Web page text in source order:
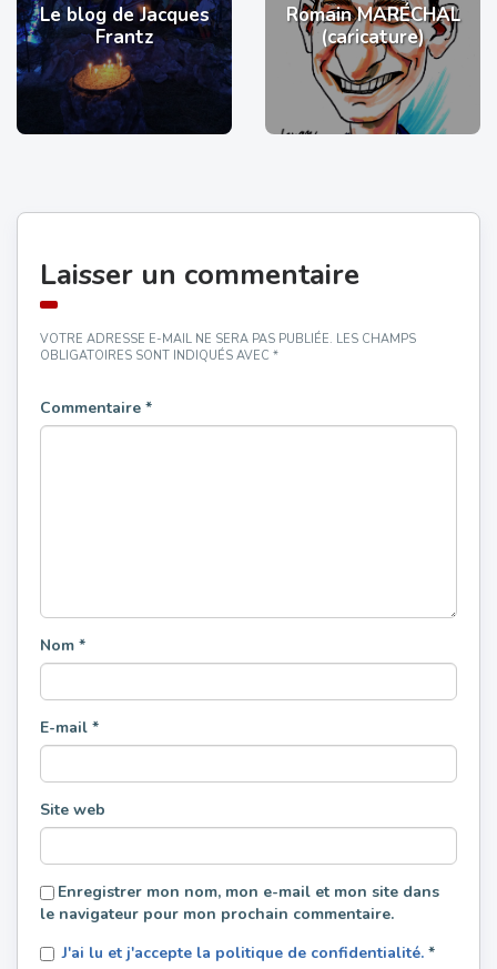
Le blog de Jacques
Frantz
Romain MARÉCHAL
(caricature)
Laisser un commentaire
VOTRE ADRESSE E-MAIL NE SERA PAS PUBLIÉE. LES CHAMPS
OBLIGATOIRES SONT INDIQUÉS AVEC *
Commentaire *
Nom *
E-mail *
Site web
Enregistrer mon nom, mon e-mail et mon site dans
le navigateur pour mon prochain commentaire.
J'ai lu et j'accepte la politique de confidentialité. *